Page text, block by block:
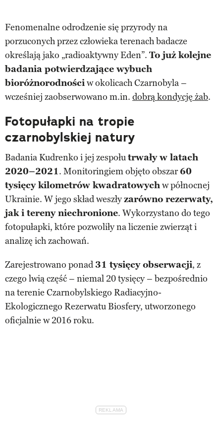
Fenomenalne odrodzenie się przyrody na
porzuconych przez człowieka terenach badacze
określają jako „radioaktywny Eden”. To już kolejne
badania potwierdzające wybuch
bioróżnorodnościw okolicach Czarnobyla –
wcześniej zaobserwowano m.in. dobrą kondycję żab.
Fotopułapki na tropie
czarnobylskiej natury
Badania Kudrenko i jej zespołutrwały w latach
2020–2021. Monitoringiem objęto obszar60
tysięcy kilometrów kwadratowychw północnej
Ukrainie. W jego skład weszłyzarówno rezerwaty,
jak i tereny niechronione. Wykorzystano do tego
fotopułapki, które pozwoliły na liczenie zwierząt i
analizę ich zachowań.
Zarejestrowano ponad31 tysięcy obserwacji, z
czego lwią część – niemal 20 tysięcy – bezpośrednio
na terenie Czarnobylskiego Radiacyjno-
Ekologicznego Rezerwatu Biosfery, utworzonego
oficjalnie w 2016 roku.